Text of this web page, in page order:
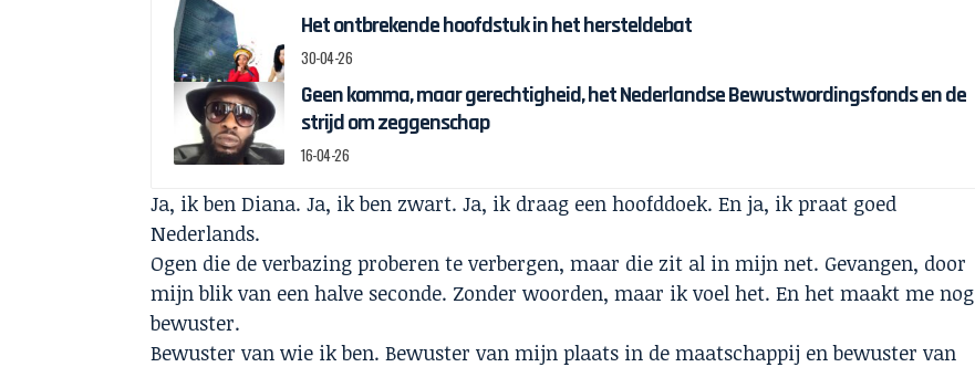
Het ontbrekende hoofdstuk in het hersteldebat
30-04-26
Geen komma, maar gerechtigheid, het Nederlandse Bewustwordingsfonds en de
strijd om zeggenschap
16-04-26
Ja, ik ben Diana. Ja, ik ben zwart. Ja, ik draag een hoofddoek. En ja, ik praat goed
Nederlands.
Ogen die de verbazing proberen te verbergen, maar die zit al in mijn net. Gevangen, door
mijn blik van een halve seconde. Zonder woorden, maar ik voel het. En het maakt me nog
bewuster.
Bewuster van wie ik ben. Bewuster van mijn plaats in de maatschappij en bewuster van